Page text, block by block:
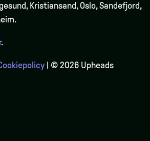
Kristiansand, Oslo, Sandefjord,
.
| © 2026 Upheads